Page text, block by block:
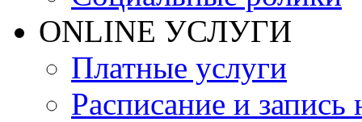
ONLINE УСЛУГИ
Платные услуги
Расписание и запись